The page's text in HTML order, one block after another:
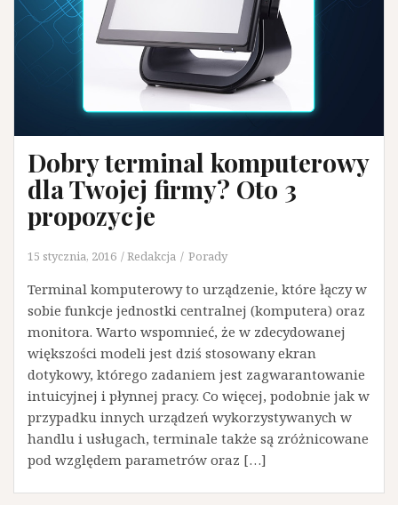
Dobry terminal komputerowy
dla Twojej firmy? Oto 3
propozycje
15 stycznia, 2016 Redakcja Porady
Terminal komputerowy to urządzenie, które łączy w
sobie funkcje jednostki centralnej (komputera) oraz
monitora. Warto wspomnieć, że w zdecydowanej
większości modeli jest dziś stosowany ekran
dotykowy, którego zadaniem jest zagwarantowanie
intuicyjnej i płynnej pracy. Co więcej, podobnie jak w
przypadku innych urządzeń wykorzystywanych w
handlu i usługach, terminale także są zróżnicowane
pod względem parametrów oraz […]